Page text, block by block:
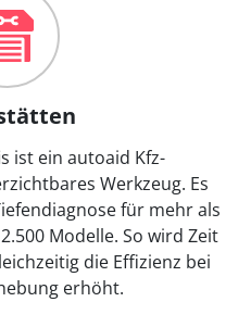
ist ein autoaid Kfz-
Werkzeug. Es
für mehr als
Modelle. So wird Zeit
die Effizienz bei
erhöht.